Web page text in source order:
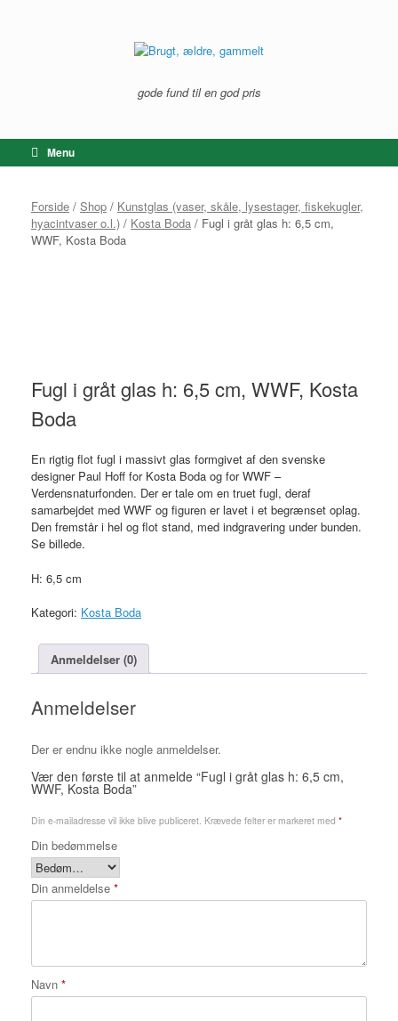
gode fund til en god pris
Menu
Forside / Shop / Kunstglas (vaser, skåle, lysestager, fiskekugler,
hyacintvaser o.l.) / Kosta Boda / Fugl i gråt glas h: 6,5 cm,
WWF, Kosta Boda
Fugl i gråt glas h: 6,5 cm, WWF, Kosta
Boda
En rigtig flot fugl i massivt glas formgivet af den svenske
designer Paul Hoff for Kosta Boda og for WWF –
Verdensnaturfonden. Der er tale om en truet fugl, deraf
samarbejdet med WWF og figuren er lavet i et begrænset oplag.
Den fremstår i hel og flot stand, med indgravering under bunden.
Se billede.
H: 6,5 cm
Kategori: Kosta Boda
Anmeldelser (0)
Anmeldelser
Der er endnu ikke nogle anmeldelser.
Vær den første til at anmelde “Fugl i gråt glas h: 6,5 cm,
WWF, Kosta Boda”
Din e-mailadresse vil ikke blive publiceret. Krævede felter er markeret med *
Din bedømmelse
Din anmeldelse *
Navn *